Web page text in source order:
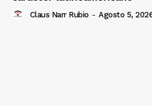
Claus Narr Rubio - Agosto 5,